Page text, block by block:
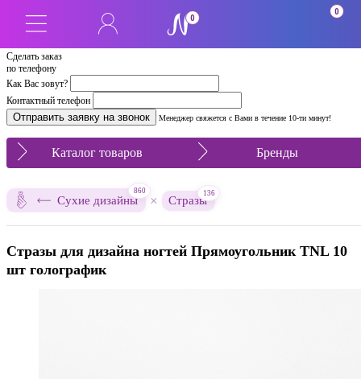
Сделать заказ
по телефону
Как Вас зовут?
Контактный телефон
Менеджер свяжется с Вами в течение 10-ти минут!
0
0
Каталог товаров Бренды
Сухие дизайны
860
× Стразы
136
Стразы для дизайна ногтей Прямоугольник TNL 10
шт голографик